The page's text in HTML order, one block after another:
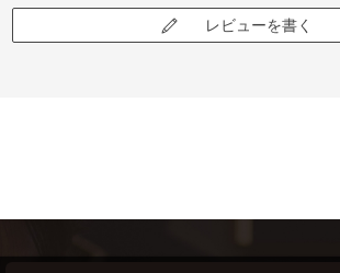
レビューを書く